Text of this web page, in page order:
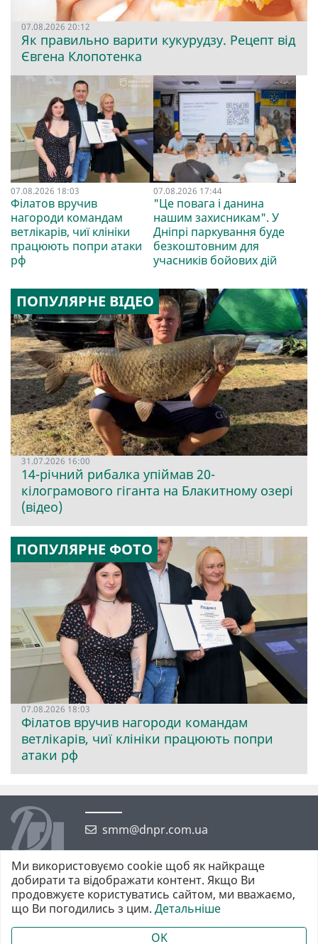
07.08.2026 20:12
Як правильно варити кукурудзу. Рецепт від
Євгена Клопотенка
07.08.2026 18:03
Філатов вручив
нагороди командам
ветлікарів, чиї клініки
працюють попри атаки
рф
07.08.2026 17:44
"Це повага і данина
нашим захисникам". У
Дніпрі паркування буде
безкоштовним для
учасників бойових дій
ПОПУЛЯРНЕ ВІДЕО
31.07.2026 16:00
14-річний рибалка упіймав 20-
кілограмового гіганта на Блакитному озері
(відео)
ПОПУЛЯРНЕ ФОТО
07.08.2026 18:03
Філатов вручив нагороди командам
ветлікарів, чиї клініки працюють попри
атаки рф
smm@dnpr.com.ua
©2026 https://dnpr.com.ua Дніпровська порадниця
Всі права захищені. При повному або частковому використанні
матеріалів обов'язкове активне гіперпосилання у першому абзаці.
Ми використовуємо cookie щоб як найкраще
добирати та відображати контент. Якщо Ви
продовжуєте користуватись сайтом, ми вважаємо,
що Ви погодились з цим. Детальніше
OK